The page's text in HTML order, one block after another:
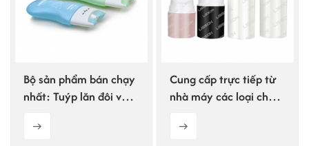
Bộ sản phẩm bán chạy
nhất: Tuýp lăn đôi và
cổ.
Cung cấp trực tiếp từ
nhà máy các loại chai
cho mỹ phẩm, bao bì